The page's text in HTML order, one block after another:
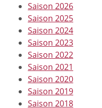
Saison 2026
Saison 2025
Saison 2024
Saison 2023
Saison 2022
Saison 2021
Saison 2020
Saison 2019
Saison 2018